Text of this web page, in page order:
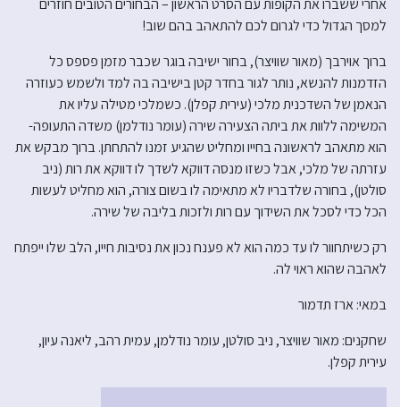
אחרי ששברו את הקופות עם הסרט הראשון – הבחורים הטובים חוזרים
למסך הגדול כדי לגרום לכם להתאהב בהם שוב!
ברוך אוירבך (מאור שוויצר), בחור ישיבה בוגר שכבר מזמן פספס כל
הזדמנות להנשא, נותר לגור בחדר קטן בישיבה בה למד ולשמש כעוזרה
הנאמן של השדכנית מלכי (עירית קפלן). כשמלכי מטילה עליו את
המשימה ללוות את ביתה הצעירה שירה (עומר נודלמן) משדה התעופה-
הוא מתאהב לראשונה בחייו ומחליט שהגיע זמנו להתחתן. ברוך מבקש את
עזרתה של מלכי, אבל כשזו מנסה דווקא לשדך לו דווקא את רות (ניב
סולטן), בחורה שלדבריו לא מתאימה לו בשום צורה, הוא מחליט לעשות
הכל כדי לסכל את השידוך עם רות ולזכות בליבה של שירה.
רק כשיתחוור לו עד כמה הוא לא פענח נכון את נסיבות חייו, הלב שלו ייפתח
לאהבה שהוא ראוי לה.
במאי: ארז תדמור
שחקנים: מאור שוויצר, ניב סולטן, עומר נודלמן, עמית רהב, ליאנה עיון,
עירית קפלן.